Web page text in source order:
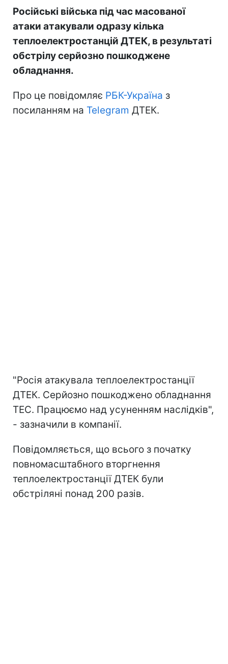
Російські війська під час масованої
атаки атакували одразу кілька
теплоелектростанцій ДТЕК, в результаті
обстрілу серйозно пошкоджене
обладнання.
Про це повідомляє РБК-Україна з
посиланням на Telegram ДТЕК.
"Росія атакувала теплоелектростанції
ДТЕК. Серйозно пошкоджено обладнання
ТЕС. Працюємо над усуненням наслідків",
- зазначили в компанії.
Повідомляється, що всього з початку
повномасштабного вторгнення
теплоелектростанції ДТЕК були
обстріляні понад 200 разів.